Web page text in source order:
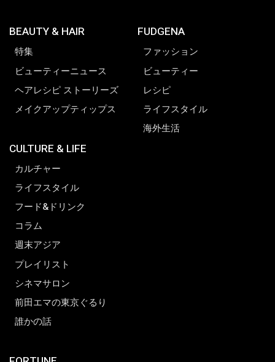
BEAUTY & HAIR
特集
ビューティーニュース
ヘアレシピ ストーリーズ
メイクアップティップス
CULTURE & LIFE
カルチャー
ライフスタイル
フード&ドリンク
コラム
週末アジア
プレイリスト
シネマサロン
前田エマの東京ぐるり
誰かの話
FUDGENA
ファッション
ビューティー
レシピ
ライフスタイル
海外生活